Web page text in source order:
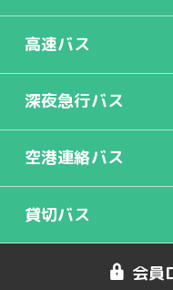
高速バス
深夜急行バス
空港連絡バス
貸切バス
会員